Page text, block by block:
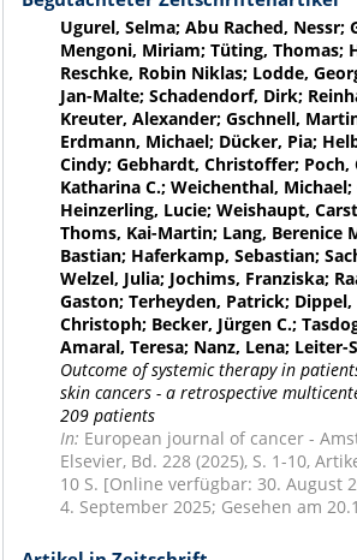
Ugurel, Selma; Abu Rached, Nessr;
Mengoni, Miriam; Tüting, Thomas;
Reschke, Robin Niklas; Lodde,
Jan-Malte; Schadendorf, Dirk;
Kreuter, Alexander; Gschnell,
Erdmann, Michael; Dücker, Pia;
Cindy; Gebhardt, Christoffer; Poch,
Katharina C.; Weichenthal,
Heinzerling, Lucie; Weishaupt,
Thoms, Kai-Martin; Lang, Berenice
Bastian; Haferkamp, Sebastian;
Welzel, Julia; Jochims, Franziska;
Gaston; Terheyden, Patrick;
Christoph; Becker, Jürgen C.;
Amaral, Teresa; Nanz, Lena;
Outcome of systemic therapy in
skin cancers - a retrospective
209 patients
In: European journal of cancer -
Elsevier, Bd. 228 (2025), S. 1-10,
10 S. [Online verfügbar: 30. August
4. September 2025; Gesehen am